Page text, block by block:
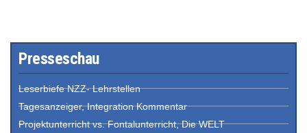
Presseschau
Leserbiefe NZZ- Lehrstellen
Tagesanzeiger, Integration Kommentar
Projektunterricht vs. Fontalunterricht, Die WELT